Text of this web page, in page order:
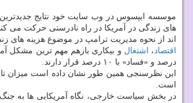
اند از نحوه مدیریت ترامپ در موضوع هزینه های
اقتصاد ، اشتغال
درصد و «فساد» با ۱۰ درصد قرار دارند.
است.